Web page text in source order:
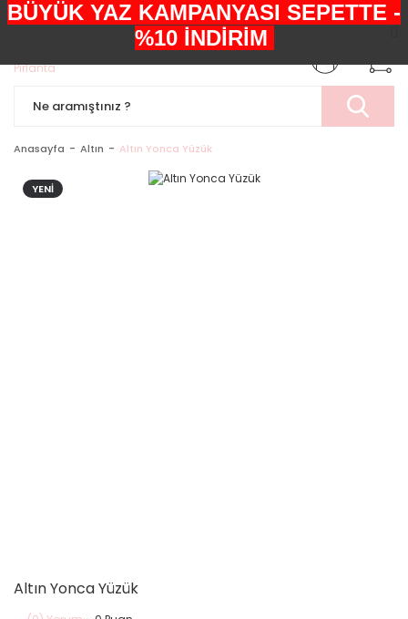
+90552 303 05 29
Anasayfa Altın Altın Yonca Yüzük
YENİ
Altın Yonca Yüzük
BÜYÜK YAZ KAMPANYASI SEPETTE -
%10 İNDİRİM